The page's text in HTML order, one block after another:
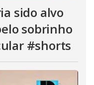
sido alvo
sobrinho
#shorts